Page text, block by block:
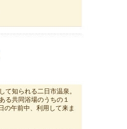
て知られる二日市温泉。
る共同浴場のうちの１
の午前中、利用して来ま